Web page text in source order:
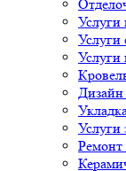
Услуги
Услуги
Услуги
Дизайн
Услуги
Ремонт